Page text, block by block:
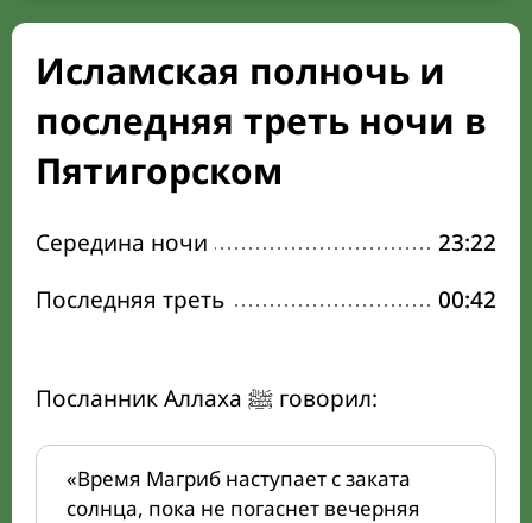
Исламская полночь и
последняя треть ночи в
Пятигорском
Середина ночи
23:22
Последняя треть
00:42
Посланник Аллаха ﷺ говорил:
«Время Магриб наступает с заката
солнца, пока не погаснет вечерняя